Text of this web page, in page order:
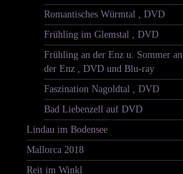
Romantisches Würmtal , DVD
Frühling im Glemstal , DVD
Frühling an der Enz u. Sommer an
der Enz , DVD und Blu-ray
Faszination Nagoldtal , DVD
Bad Liebenzell auf DVD
Lindau im Bodensee
Mallorca 2018
Reit im Winkl